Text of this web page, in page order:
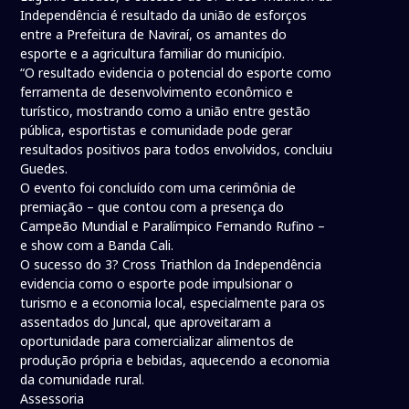
Independência é resultado da união de esforços
entre a Prefeitura de Naviraí, os amantes do
esporte e a agricultura familiar do município.
“O resultado evidencia o potencial do esporte como
ferramenta de desenvolvimento econômico e
turístico, mostrando como a união entre gestão
pública, esportistas e comunidade pode gerar
resultados positivos para todos envolvidos, concluiu
Guedes.
O evento foi concluído com uma cerimônia de
premiação – que contou com a presença do
Campeão Mundial e Paralímpico Fernando Rufino –
e show com a Banda Cali.
O sucesso do 3? Cross Triathlon da Independência
evidencia como o esporte pode impulsionar o
turismo e a economia local, especialmente para os
assentados do Juncal, que aproveitaram a
oportunidade para comercializar alimentos de
produção própria e bebidas, aquecendo a economia
da comunidade rural.
Assessoria